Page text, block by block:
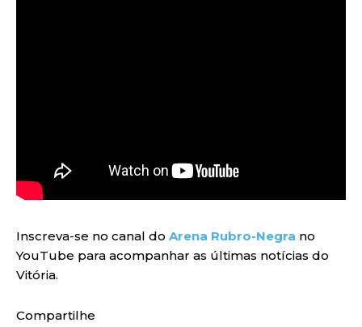
Inscreva-se no canal do Arena Rubro-Negra no
YouTube para acompanhar as últimas notícias do
Vitória.
Compartilhe